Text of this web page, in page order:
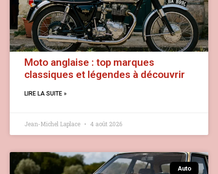
Moto anglaise : top marques
classiques et légendes à découvrir
LIRE LA SUITE »
Jean-Michel Laplace 4 août 2026
Auto